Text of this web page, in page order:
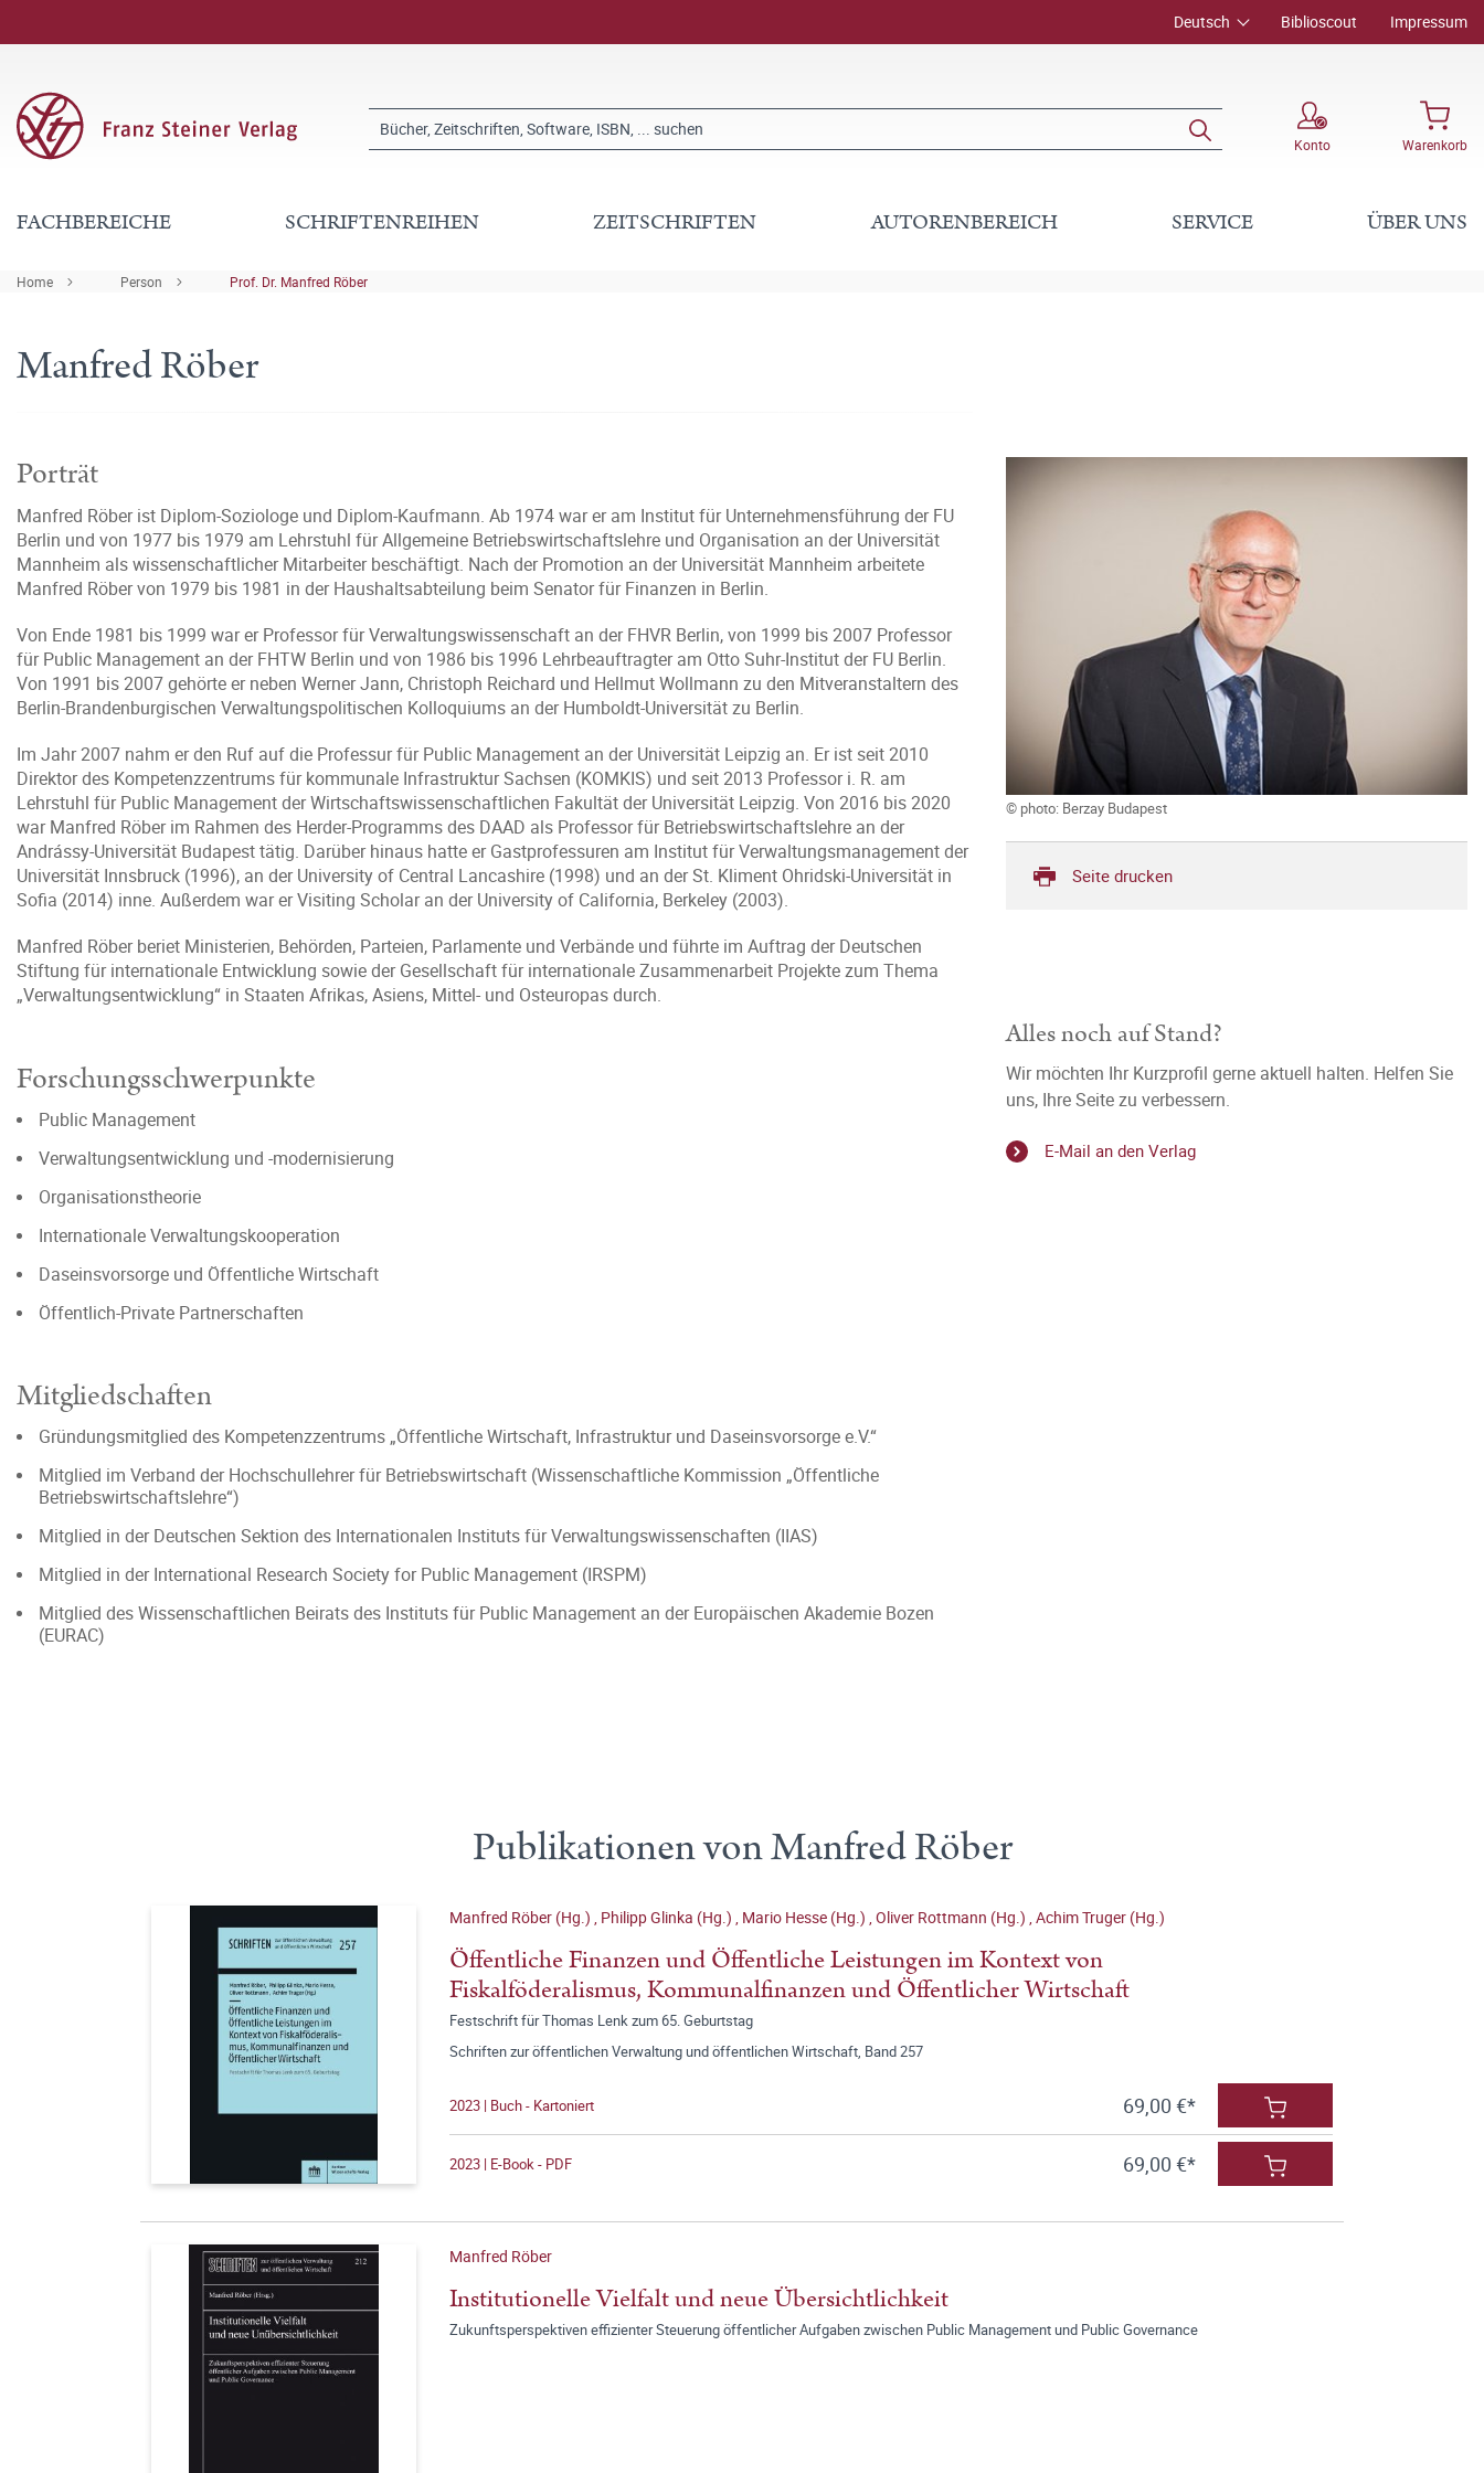
Deutsch Biblioscout Impressum
Konto Warenkorb
FACHBEREICHE SCHRIFTENREIHEN ZEITSCHRIFTEN AUTORENBEREICH SERVICE ÜBER UNS
Home Person Prof. Dr. Manfred Röber
Manfred Röber
Porträt
Manfred Röber ist Diplom-Soziologe und Diplom-Kaufmann. Ab 1974 war er am Institut für Unternehmensführung der FU
Berlin und von 1977 bis 1979 am Lehrstuhl für Allgemeine Betriebswirtschaftslehre und Organisation an der Universität
Mannheim als wissenschaftlicher Mitarbeiter beschäftigt. Nach der Promotion an der Universität Mannheim arbeitete
Manfred Röber von 1979 bis 1981 in der Haushaltsabteilung beim Senator für Finanzen in Berlin.
Von Ende 1981 bis 1999 war er Professor für Verwaltungswissenschaft an der FHVR Berlin, von 1999 bis 2007 Professor
für Public Management an der FHTW Berlin und von 1986 bis 1996 Lehrbeauftragter am Otto Suhr-Institut der FU Berlin.
Von 1991 bis 2007 gehörte er neben Werner Jann, Christoph Reichard und Hellmut Wollmann zu den Mitveranstaltern des
Berlin-Brandenburgischen Verwaltungspolitischen Kolloquiums an der Humboldt-Universität zu Berlin.
Im Jahr 2007 nahm er den Ruf auf die Professur für Public Management an der Universität Leipzig an. Er ist seit 2010
Direktor des Kompetenzzentrums für kommunale Infrastruktur Sachsen (KOMKIS) und seit 2013 Professor i. R. am
Lehrstuhl für Public Management der Wirtschaftswissenschaftlichen Fakultät der Universität Leipzig. Von 2016 bis 2020
war Manfred Röber im Rahmen des Herder-Programms des DAAD als Professor für Betriebswirtschaftslehre an der
Andrássy-Universität Budapest tätig. Darüber hinaus hatte er Gastprofessuren am Institut für Verwaltungsmanagement der
Universität Innsbruck (1996), an der University of Central Lancashire (1998) und an der St. Kliment Ohridski-Universität in
Sofia (2014) inne. Außerdem war er Visiting Scholar an der University of California, Berkeley (2003).
Manfred Röber beriet Ministerien, Behörden, Parteien, Parlamente und Verbände und führte im Auftrag der Deutschen
Stiftung für internationale Entwicklung sowie der Gesellschaft für internationale Zusammenarbeit Projekte zum Thema
„Verwaltungsentwicklung“ in Staaten Afrikas, Asiens, Mittel- und Osteuropas durch.
Forschungsschwerpunkte
Public Management
Verwaltungsentwicklung und -modernisierung
Organisationstheorie
Internationale Verwaltungskooperation
Daseinsvorsorge und Öffentliche Wirtschaft
Öffentlich-Private Partnerschaften
Mitgliedschaften
Gründungsmitglied des Kompetenzzentrums „Öffentliche Wirtschaft, Infrastruktur und Daseinsvorsorge e.V.“
Mitglied im Verband der Hochschullehrer für Betriebswirtschaft (Wissenschaftliche Kommission „Öffentliche
Betriebswirtschaftslehre“)
Mitglied in der Deutschen Sektion des Internationalen Instituts für Verwaltungswissenschaften (IIAS)
Mitglied in der International Research Society for Public Management (IRSPM)
Mitglied des Wissenschaftlichen Beirats des Instituts für Public Management an der Europäischen Akademie Bozen
(EURAC)
© photo: Berzay Budapest
Seite drucken
Alles noch auf Stand?
Wir möchten Ihr Kurzprofil gerne aktuell halten. Helfen Sie
uns, Ihre Seite zu verbessern.
E-Mail an den Verlag
Publikationen von Manfred Röber
Manfred Röber (Hg.) , Philipp Glinka (Hg.) , Mario Hesse (Hg.) ,Oliver Rottmann (Hg.) ,Achim Truger (Hg.)
Öffentliche Finanzen und Öffentliche Leistungen im Kontext von
Fiskalföderalismus, Kommunalfinanzen und Öffentlicher Wirtschaft
Festschrift für Thomas Lenk zum 65. Geburtstag
Schriften zur öffentlichen Verwaltung und öffentlichen Wirtschaft, Band 257
2023 | Buch - Kartoniert 69,00 €*
2023 | E-Book - PDF 69,00 €*
Manfred Röber
Institutionelle Vielfalt und neue Übersichtlichkeit
Zukunftsperspektiven effizienter Steuerung öffentlicher Aufgaben zwischen Public Management und Public Governance